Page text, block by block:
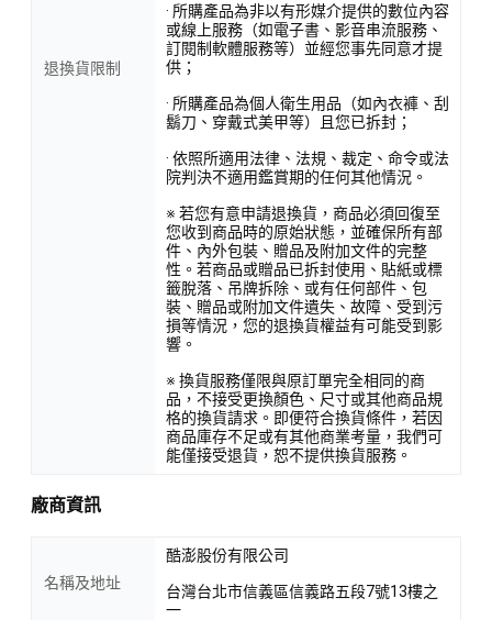
退換貨限制
· 所購產品為非以有形媒介提供的數位內容
或線上服務（如電子書、影音串流服務、
訂閱制軟體服務等）並經您事先同意才提
供；
· 所購產品為個人衛生用品（如內衣褲、刮
鬍刀、穿戴式美甲等）且您已拆封；
· 依照所適用法律、法規、裁定、命令或法
院判決不適用鑑賞期的任何其他情況。
※ 若您有意申請退換貨，商品必須回復至
您收到商品時的原始狀態，並確保所有部
件、內外包裝、贈品及附加文件的完整
性。若商品或贈品已拆封使用、貼紙或標
籤脫落、吊牌拆除、或有任何部件、包
裝、贈品或附加文件遺失、故障、受到污
損等情況，您的退換貨權益有可能受到影
響。
※ 換貨服務僅限與原訂單完全相同的商
品，不接受更換顏色、尺寸或其他商品規
格的換貨請求。即便符合換貨條件，若因
商品庫存不足或有其他商業考量，我們可
能僅接受退貨，恕不提供換貨服務。
廠商資訊
名稱及地址
酷澎股份有限公司
台灣台北市信義區信義路五段7號13樓之
一